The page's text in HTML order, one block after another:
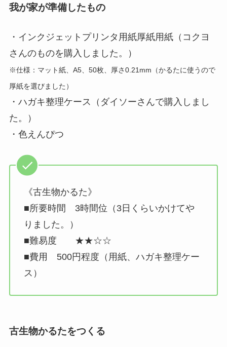
我が家が準備したもの
・インクジェットプリンタ用紙厚紙用紙（コクヨ
さんのものを購入しました。）
※仕様：マット紙、A5、50枚、厚さ0.21mm（かるたに使うので
厚紙を選びました）
・ハガキ整理ケース（ダイソーさんで購入しまし
た。）
・色えんぴつ
《古生物かるた》
■所要時間 3時間位（3日くらいかけてや
りました。）
■難易度 ★★☆☆
■費用 500円程度（用紙、ハガキ整理ケー
ス）
古生物かるたをつくる